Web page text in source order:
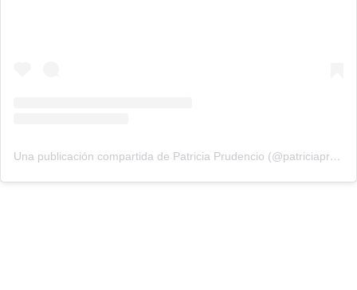
Una publicación compartida de Patricia Prudencio (@patriciaprudencio98)